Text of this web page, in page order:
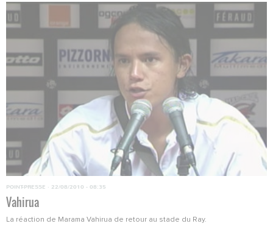
POINT-PRESSE · 22/08/2010 - 08:35
Vahirua
La réaction de Marama Vahirua de retour au stade du Ray.